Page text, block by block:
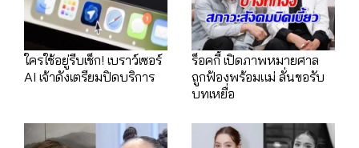
ใครใช้อยู่รีบเช็ก! เบราว์เซอร์
AI เจ้าดังเตรียมปิดบริการ
ร็อคกี้ เปิดภาพหมายศาล
ถูกฟ้องพร้อมแม่ ลั่นขอรับ
บทเหยื่อ